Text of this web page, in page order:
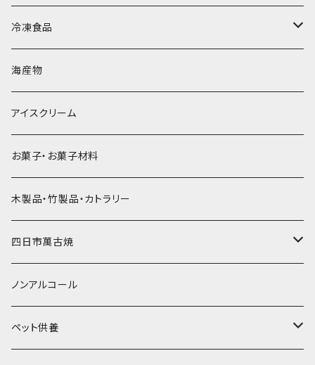
直径65mm
砕氷
氷河の氷
氷アイテム
無果汁1Lパック
無添加瓶シロップ
かき氷カップ
発泡スチロール無地-使い捨て
発泡スチロールプリント柄
かき氷スプーン・スプーンストロー
プラスチック・スプーン
プラスチック・スプーンストロー
コンデンスミルク・練乳・あんこ
かき氷セット
その他かき氷用品
ドライアイス4ｋｇ
ドライアイス5ｋｇ
ドライアイス8ｋｇ
ドライアイス10ｋｇ
ドライアイス15ｋｇ
ドライアイス20ｋｇ
ドライアイス25ｋｇ
オンザロック・グラス
ビール・グラス
タンブラー
かき氷器
冷凍食品
肉まん・あんまん
パスタ・スパゲッティ
惣菜
海産物
アイスクリーム
お菓子・お菓子材料
木製品・竹製品・カトラリー
四日市萬古焼
土鍋・土釜
一般土鍋
皿・椀・丼・小物
ノンアルコール
ペット供養